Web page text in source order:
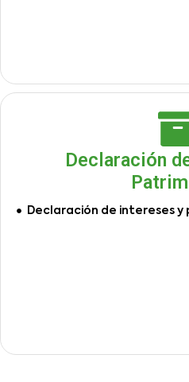
Declaración
Declaración de intereses y